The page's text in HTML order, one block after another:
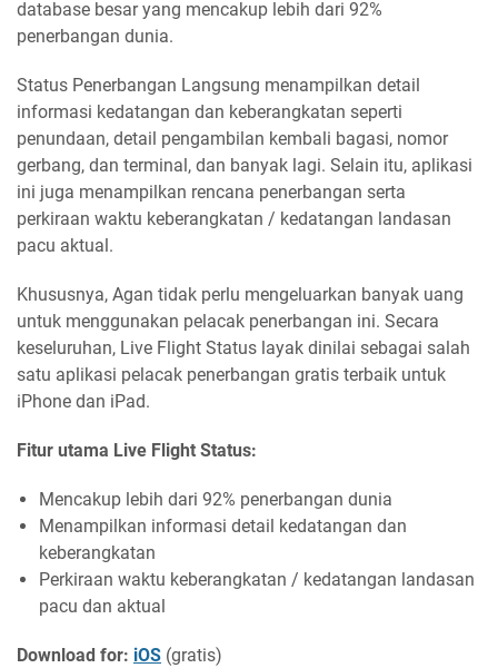
database besar yang mencakup lebih dari 92%
penerbangan dunia.
Status Penerbangan Langsung menampilkan detail
informasi kedatangan dan keberangkatan seperti
penundaan, detail pengambilan kembali bagasi, nomor
gerbang, dan terminal, dan banyak lagi. Selain itu, aplikasi
ini juga menampilkan rencana penerbangan serta
perkiraan waktu keberangkatan / kedatangan landasan
pacu aktual.
Khususnya, Agan tidak perlu mengeluarkan banyak uang
untuk menggunakan pelacak penerbangan ini. Secara
keseluruhan, Live Flight Status layak dinilai sebagai salah
satu aplikasi pelacak penerbangan gratis terbaik untuk
iPhone dan iPad.
Fitur utama Live Flight Status:
Mencakup lebih dari 92% penerbangan dunia
Menampilkan informasi detail kedatangan dan
keberangkatan
Perkiraan waktu keberangkatan / kedatangan landasan
pacu dan aktual
Download for: iOS (gratis)